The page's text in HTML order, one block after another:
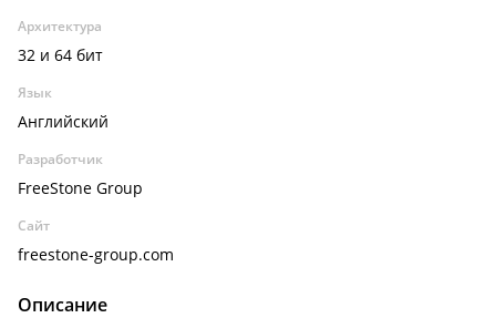
Архитектура
32 и 64 бит
Язык
Английский
Разработчик
FreeStone Group
Сайт
freestone-group.com
Описание